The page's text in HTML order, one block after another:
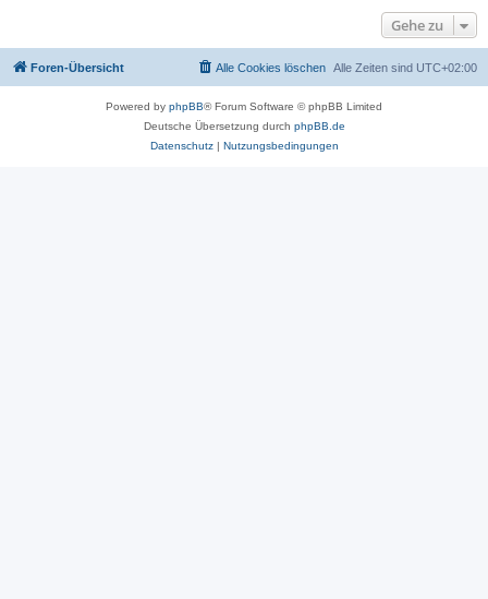
Gehe zu
Foren-Übersicht Alle Zeiten sind UTC+02:00
Alle Cookies löschen
Powered by phpBB® Forum Software © phpBB Limited
Deutsche Übersetzung durch phpBB.de
Datenschutz| Nutzungsbedingungen